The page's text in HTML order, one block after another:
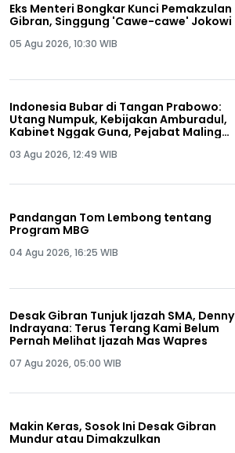
Eks Menteri Bongkar Kunci Pemakzulan
Gibran, Singgung 'Cawe-cawe' Jokowi
05 Agu 2026, 10:30 WIB
Indonesia Bubar di Tangan Prabowo:
Utang Numpuk, Kebijakan Amburadul,
Kabinet Nggak Guna, Pejabat Maling
03 Agu 2026, 12:49 WIB
Pandangan Tom Lembong tentang
Program MBG
04 Agu 2026, 16:25 WIB
Desak Gibran Tunjuk Ijazah SMA, Denny
Indrayana: Terus Terang Kami Belum
Pernah Melihat Ijazah Mas Wapres
07 Agu 2026, 05:00 WIB
Makin Keras, Sosok Ini Desak Gibran
Mundur atau Dimakzulkan